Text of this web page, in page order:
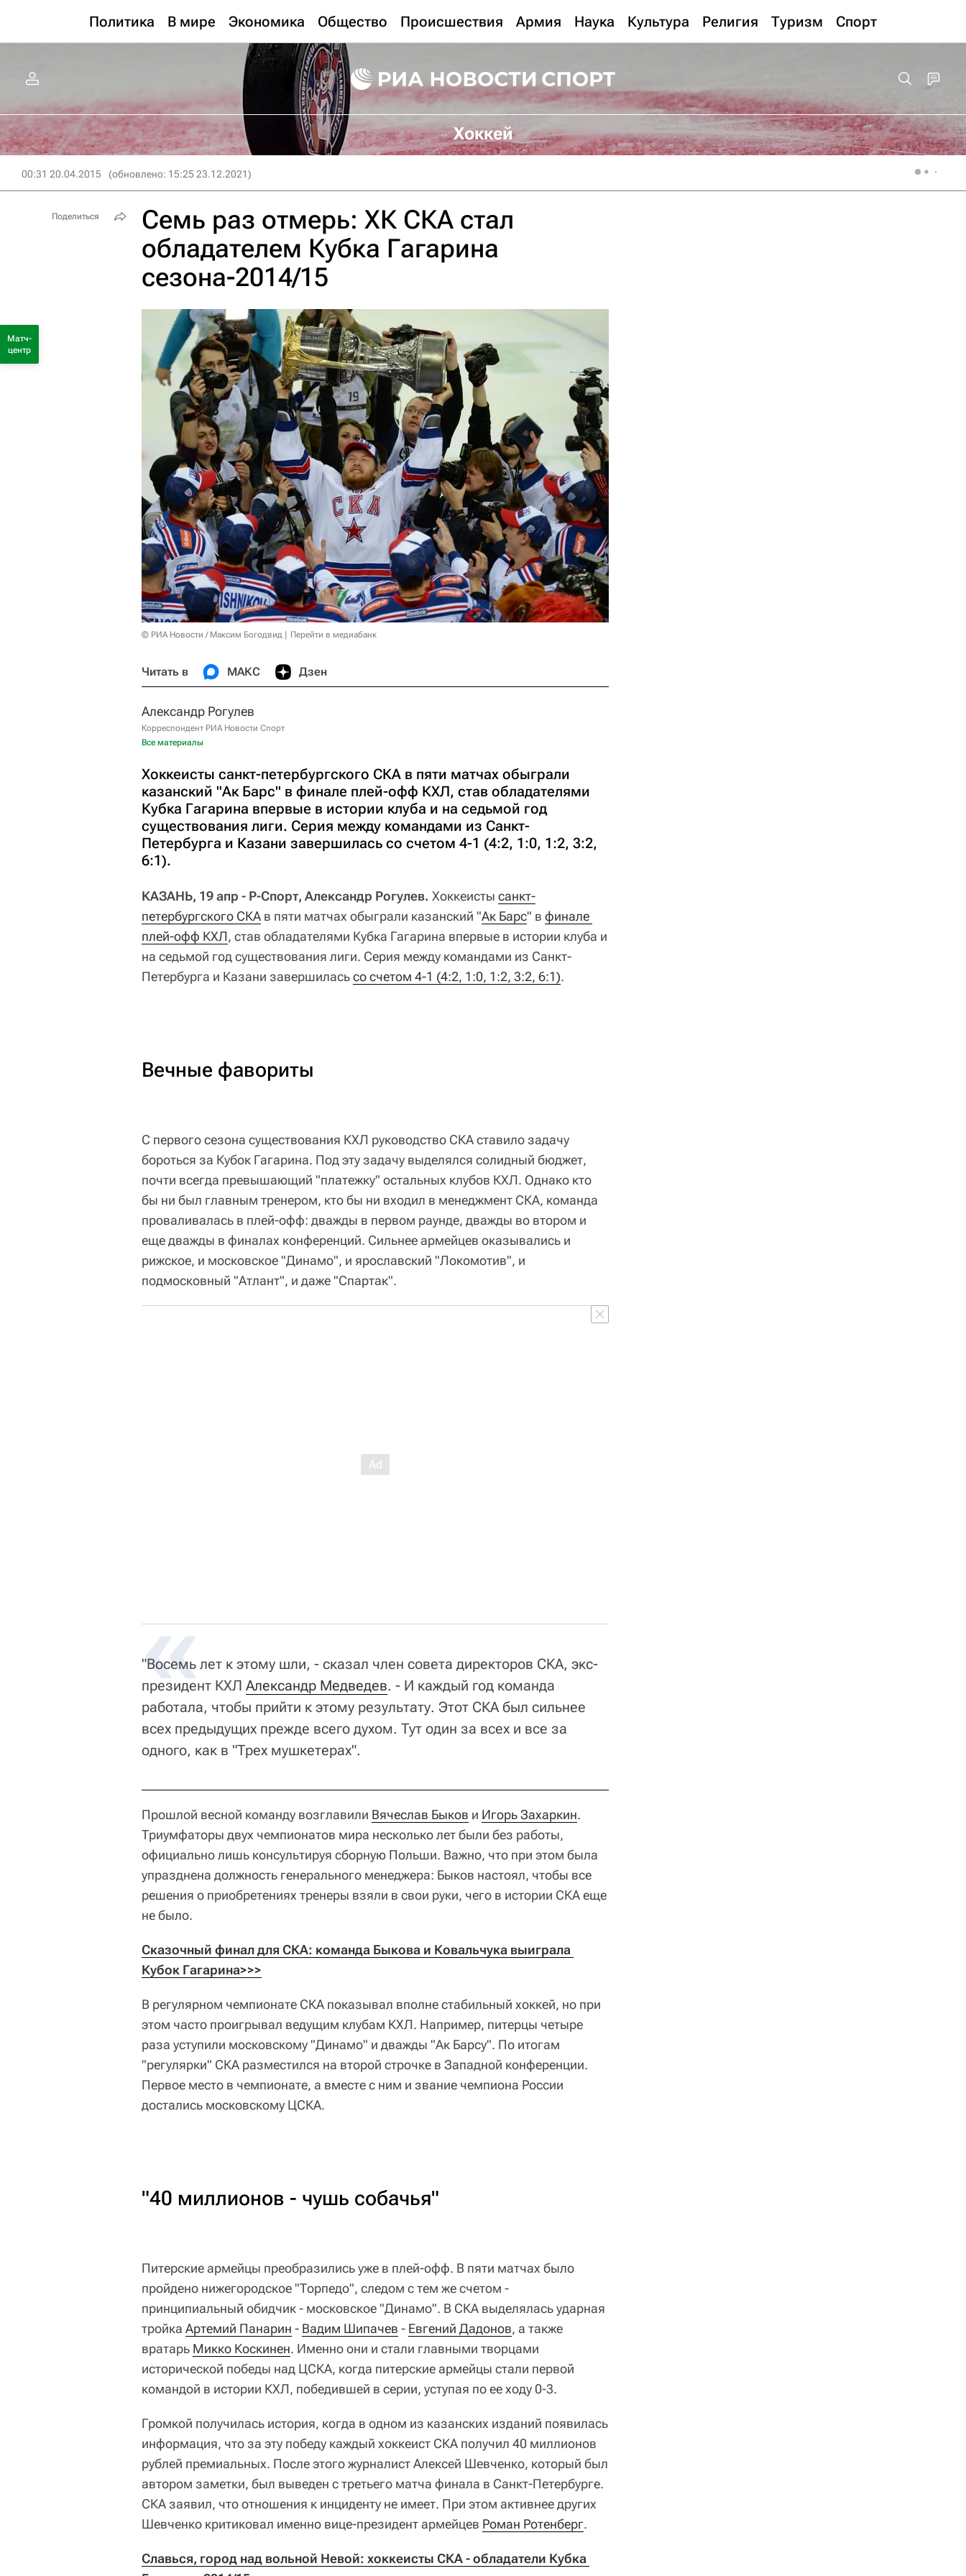
Политика В мире Экономика Общество Происшествия Армия Наука Культура Религия Туризм Спорт
Хоккей
00:31 20.04.2015 (обновлено: 15:25 23.12.2021)
Семь раз отмерь: ХК СКА стал
обладателем Кубка Гагарина
сезона-2014/15
© РИА Новости / Максим Богодвид Перейти в медиабанк
Читать в МАКС Дзен
Александр Рогулев
Корреспондент РИА Новости Спорт
Все материалы
Хоккеисты санкт-петербургского СКА в пяти матчах обыграли
казанский "Ак Барс" в финале плей-офф КХЛ, став обладателями
Кубка Гагарина впервые в истории клуба и на седьмой год
существования лиги. Серия между командами из Санкт-
Петербурга и Казани завершилась со счетом 4-1 (4:2, 1:0, 1:2, 3:2,
6:1).
КАЗАНЬ, 19 апр - Р-Спорт, Александр Рогулев. Хоккеисты санкт-
петербургского СКА в пяти матчах обыграли казанский "Ак Барс" в финале
плей-офф КХЛ, став обладателями Кубка Гагарина впервые в истории клуба и
на седьмой год существования лиги. Серия между командами из Санкт-
Петербурга и Казани завершиласьсо счетом 4-1 (4:2, 1:0, 1:2, 3:2, 6:1).
Вечные фавориты
С первого сезона существования КХЛ руководство СКА ставило задачу
бороться за Кубок Гагарина. Под эту задачу выделялся солидный бюджет,
почти всегда превышающий "платежку" остальных клубов КХЛ. Однако кто
бы ни был главным тренером, кто бы ни входил в менеджмент СКА, команда
проваливалась в плей-офф: дважды в первом раунде, дважды во втором и
еще дважды в финалах конференций. Сильнее армейцев оказывались и
рижское, и московское "Динамо", и ярославский "Локомотив", и
подмосковный "Атлант", и даже "Спартак".
"Восемь лет к этому шли, - сказал член совета директоров СКА, экс-
президент КХЛ Александр Медведев. - И каждый год команда
работала, чтобы прийти к этому результату. Этот СКА был сильнее
всех предыдущих прежде всего духом. Тут один за всех и все за
одного, как в "Трех мушкетерах".
Прошлой весной команду возглавили Вячеслав Быков и Игорь Захаркин.
Триумфаторы двух чемпионатов мира несколько лет были без работы,
официально лишь консультируя сборную Польши. Важно, что при этом была
упразднена должность генерального менеджера: Быков настоял, чтобы все
решения о приобретениях тренеры взяли в свои руки, чего в истории СКА еще
не было.
Сказочный финал для СКА: команда Быкова и Ковальчука выиграла
Кубок Гагарина>>>
В регулярном чемпионате СКА показывал вполне стабильный хоккей, но при
этом часто проигрывал ведущим клубам КХЛ. Например, питерцы четыре
раза уступили московскому "Динамо" и дважды "Ак Барсу". По итогам
"регулярки" СКА разместился на второй строчке в Западной конференции.
Первое место в чемпионате, а вместе с ним и звание чемпиона России
достались московскому ЦСКА.
"40 миллионов - чушь собачья"
Питерские армейцы преобразились уже в плей-офф. В пяти матчах было
пройдено нижегородское "Торпедо", следом с тем же счетом -
принципиальный обидчик - московское "Динамо". В СКА выделялась ударная
тройка Артемий Панарин - Вадим Шипачев - Евгений Дадонов, а также
вратарь Микко Коскинен. Именно они и стали главными творцами
исторической победы над ЦСКА, когда питерские армейцы стали первой
командой в истории КХЛ, победившей в серии, уступая по ее ходу 0-3.
Громкой получилась история, когда в одном из казанских изданий появилась
информация, что за эту победу каждый хоккеист СКА получил 40 миллионов
рублей премиальных. После этого журналист Алексей Шевченко, который был
автором заметки, был выведен с третьего матча финала в Санкт-Петербурге.
СКА заявил, что отношения к инциденту не имеет. При этом активнее других
Шевченко критиковал именно вице-президент армейцев Роман Ротенберг.
Славься, город над вольной Невой: хоккеисты СКА - обладатели Кубка
Поделиться
Матч-
центр